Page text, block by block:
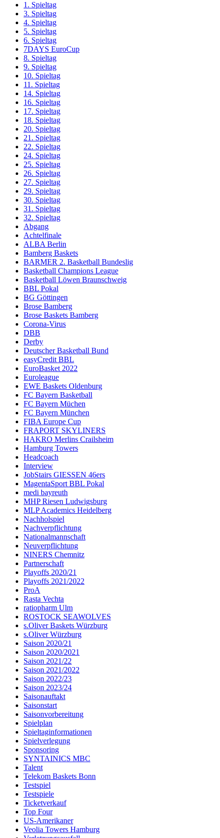
1. Spieltag
3. Spieltag
4. Spieltag
5. Spieltag
6. Spieltag
7DAYS EuroCup
8. Spieltag
9. Spieltag
10. Spieltag
11. Spieltag
14. Spieltag
16. Spieltag
17. Spieltag
18. Spieltag
20. Spieltag
21. Spieltag
22. Spieltag
24. Spieltag
25. Spieltag
26. Spieltag
27. Spieltag
29. Spieltag
30. Spieltag
31. Spieltag
32. Spieltag
Abgang
Achtelfinale
ALBA Berlin
Bamberg Baskets
BARMER 2. Basketball Bundeslig
Basketball Champions League
Basketball Löwen Braunschweig
BBL Pokal
BG Göttingen
Brose Bamberg
Brose Baskets Bamberg
Corona-Virus
DBB
Derby
Deutscher Basketball Bund
easyCredit BBL
EuroBasket 2022
Euroleague
EWE Baskets Oldenburg
FC Bayern Basketball
FC Bayern Müchen
FC Bayern München
FIBA Europe Cup
FRAPORT SKYLINERS
HAKRO Merlins Crailsheim
Hamburg Towers
Headcoach
Interview
JobStairs GIESSEN 46ers
MagentaSport BBL Pokal
medi bayreuth
MHP Riesen Ludwigsburg
MLP Academics Heidelberg
Nachholspiel
Nachverpflichtung
Nationalmannschaft
Neuverpflichtung
NINERS Chemnitz
Partnerschaft
Playoffs 2020/21
Playoffs 2021/2022
ProA
Rasta Vechta
ratiopharm Ulm
ROSTOCK SEAWOLVES
s.Oliver Baskets Würzburg
s.Oliver Würzburg
Saison 2020/21
Saison 2020/2021
Saison 2021/22
Saison 2021/2022
Saison 2022/23
Saison 2023/24
Saisonauftakt
Saisonstart
Saisonvorbereitung
Spielplan
Spieltaginformationen
Spielverlegung
Sponsoring
SYNTAINICS MBC
Talent
Telekom Baskets Bonn
Testspiel
Testspiele
Ticketverkauf
Top Four
US-Amerikaner
Veolia Towers Hamburg